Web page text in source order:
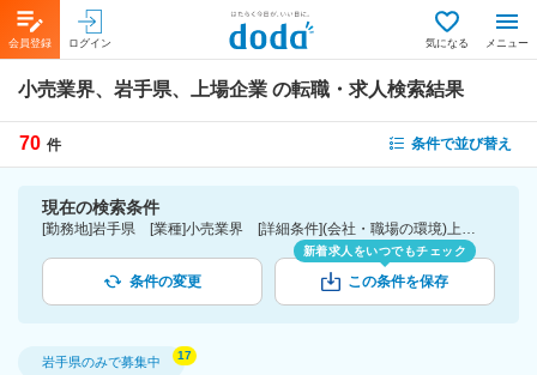
会員登録 ログイン 気になる メニュー
小売業界、岩手県、上場企業 の転職・求人検索結果
70 件 条件で並び替え
現在の検索条件
[勤務地]岩手県 [業種]小売業界 [詳細条件](会社・職場の環境)上場企業
条件の変更
新着求人をいつでもチェック
この条件を保存
岩手県のみで募集中